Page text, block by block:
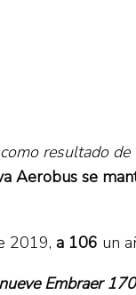
resultado
Aerobus se
2019, a 106 un
Embraer 170